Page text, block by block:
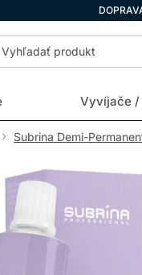
Vyvíjače /
Subrina Demi-